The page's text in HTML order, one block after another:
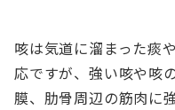
咳は気道に溜まった痰
応ですが、強い咳や咳
膜、肋骨周辺の筋肉に